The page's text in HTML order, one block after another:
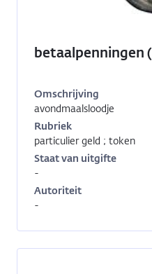
betaalpenningen
Omschrijving
avondmaalsloodje
4086
Rubriek
particulier geld ; token
Staat van uitgifte
-
Autoriteit
-